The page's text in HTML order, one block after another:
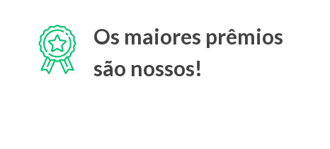
Os maiores prêmios
são nossos!